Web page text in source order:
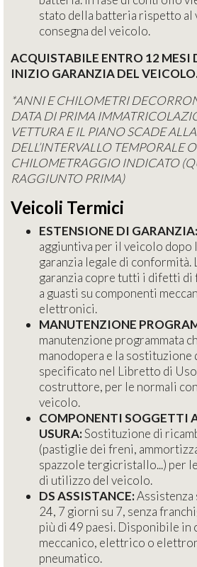
stato della batteria rispetto al
consegna del veicolo.
ACQUISTABILE ENTRO 12 MESI
INIZIO GARANZIA DEL
*ANNI E CHILOMETRI
DATA DI PRIMA
VETTURA E IL PIANO SCADE
DELL’INTERVALLO TEMPORALE
CHILOMETRAGGIO INDICATO
RAGGIUNTO PRIMA)
Veicoli Termici
ESTENSIONE DI GARANZIA:
aggiuntiva per il veicolo dopo
garanzia legale di conformità.
garanzia copre tutti i difetti di
a guasti su componenti
elettronici.
MANUTENZIONE
manutenzione programmata
manodopera e la sostituzione
specificato nel Libretto di
costruttore, per le normali
veicolo.
COMPONENTI SOGGETTI
USURA:Sostituzione di
(pastiglie dei freni,
spazzole tergicristallo...) per
di utilizzo del veicolo.
DS ASSISTANCE:Assistenza
24, 7 giorni su 7, senza
più di 49 paesi. Disponibile in
meccanico, elettrico o
pneumatico.